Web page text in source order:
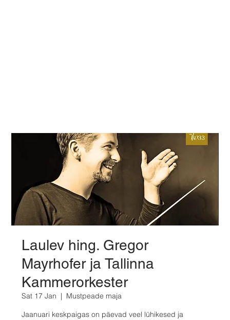
Laulev hing. Gregor
Mayrhofer ja Tallinna
Kammerorkester
Sat 17 Jan
  |
Mustpeade maja
Jaanuari keskpaigas on päevad veel lühikesed ja